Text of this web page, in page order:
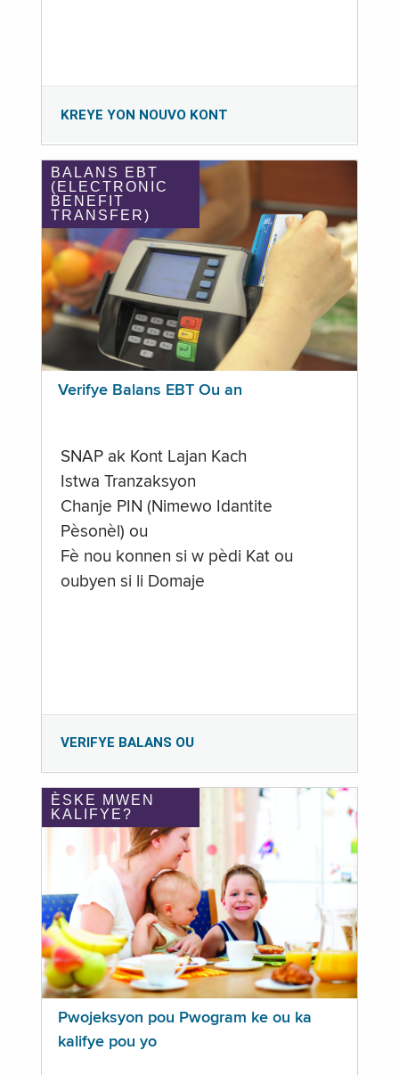
KREYE YON NOUVO KONT
BALANS EBT
(ELECTRONIC
BENEFIT
TRANSFER)
Verifye Balans EBT Ou an
SNAP ak Kont Lajan Kach
Istwa Tranzaksyon
Chanje PIN (Nimewo Idantite
Pèsonèl) ou
Fè nou konnen si w pèdi Kat ou
oubyen si li Domaje
VERIFYE BALANS OU
ÈSKE MWEN
KALIFYE?
Pwojeksyon pou Pwogram ke ou ka
kalifye pou yo